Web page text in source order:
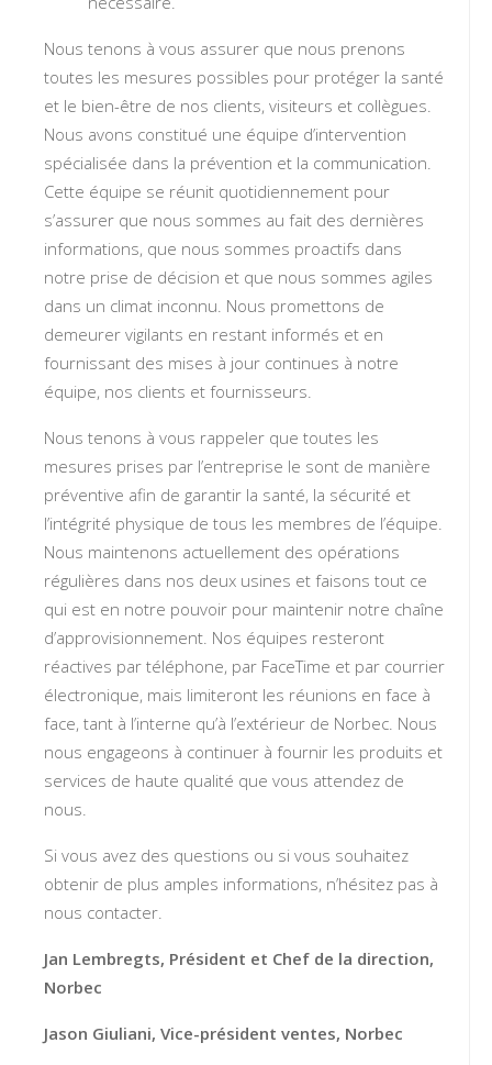
Nous tenons à vous assurer que nous prenons
toutes les mesures possibles pour protéger la santé
et le bien-être de nos clients, visiteurs et collègues.
Nous avons constitué une équipe d’intervention
spécialisée dans la prévention et la communication.
Cette équipe se réunit quotidiennement pour
s’assurer que nous sommes au fait des dernières
informations, que nous sommes proactifs dans
notre prise de décision et que nous sommes agiles
dans un climat inconnu. Nous promettons de
demeurer vigilants en restant informés et en
fournissant des mises à jour continues à notre
équipe, nos clients et fournisseurs.
Nous tenons à vous rappeler que toutes les
mesures prises par l’entreprise le sont de manière
préventive afin de garantir la santé, la sécurité et
l’intégrité physique de tous les membres de l’équipe.
Nous maintenons actuellement des opérations
régulières dans nos deux usines et faisons tout ce
qui est en notre pouvoir pour maintenir notre chaîne
d’approvisionnement. Nos équipes resteront
réactives par téléphone, par FaceTime et par courrier
électronique, mais limiteront les réunions en face à
face, tant à l’interne qu’à l’extérieur de Norbec. Nous
nous engageons à continuer à fournir les produits et
services de haute qualité que vous attendez de
nous.
Si vous avez des questions ou si vous souhaitez
obtenir de plus amples informations, n’hésitez pas à
nous contacter.
Jan Lembregts, Président et Chef de la direction,
Norbec
Jason Giuliani, Vice-président ventes, Norbec